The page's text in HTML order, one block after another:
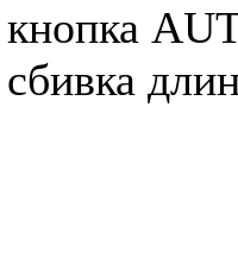
кнопка
сбивка